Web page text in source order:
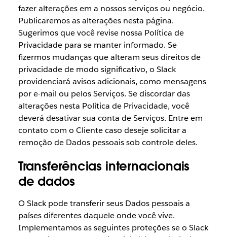
fazer alterações em a nossos serviços ou negócio.
Publicaremos as alterações nesta página.
Sugerimos que você revise nossa Política de
Privacidade para se manter informado. Se
fizermos mudanças que alteram seus direitos de
privacidade de modo significativo, o Slack
providenciará avisos adicionais, como mensagens
por e-mail ou pelos Serviços. Se discordar das
alterações nesta Política de Privacidade, você
deverá desativar sua conta de Serviços. Entre em
contato com o Cliente caso deseje solicitar a
remoção de Dados pessoais sob controle deles.
Transferências internacionais
de dados
O Slack pode transferir seus Dados pessoais a
países diferentes daquele onde você vive.
Implementamos as seguintes proteções se o Slack